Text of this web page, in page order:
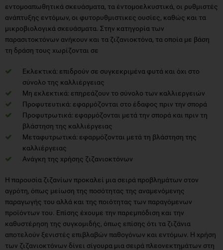
εντομοαπωθητικά σκευάσματα, τα έντομοελκυστικά, οι ρυθμιστές
ανάπτυξης εντόμων, οι φυτορυθμιστικες ουσίες, καθώς και τα
μικροβιολογικά σκευάσματα. Στην κατηγορία των
παρασιτοκτόνων ανήκουν και τα ζιζανιοκτόνα, τα οποία με βάση
τη δράση τους χωρίζονται σε
Εκλεκτικά: επιδρούν σε συγκεκριμένα φυτά και όχι στο
σύνολο της καλλιέργειας
Μη εκλεκτικά: επηρεάζουν το σύνολο των καλλιεργειών
Προφυτευτικά: εφαρμόζονται στο έδαφος πριν την σπορά
Προφυτρωτικά: εφαρμόζονται μετά την σπορά και πριν τη
βλάστηση της καλλιέργειας
Μεταφυτρωτικά: εφαρμόζονται μετά τη βλάστηση της
καλλιέργειας
Ανάγκη της χρήσης ζιζανιοκτόνων
Η παρουσία ζιζανίων προκαλεί μια σειρά προβλημάτων στον
αγρότη, όπως μείωση της ποσότητας της αναμενόμενης
παραγωγής του αλλά και της ποιότητας των παραγόμενων
προϊόντων του. Επίσης έχουμε την παρεμπόδιση και την
καθυστέρηση της συγκομιδής, όπως επίσης ότι τα ζιζάνια
αποτελούν ξενιστές επιβλαβών παθογόνων και εντόμων. Η χρήση
των ζιζανιοκτόνων δίνει σίγουρα μια σειρά πλεονεκτημάτων στη